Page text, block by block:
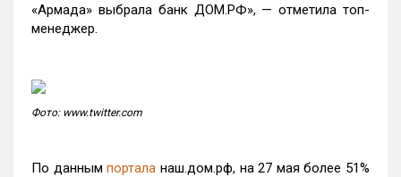
«Армада» выбрала банк ДОМ.РФ», — отметила топ-
менеджер.
Фото: www.twitter.com
По даннымпортала наш.дом.рф, на 27 мая более 51%